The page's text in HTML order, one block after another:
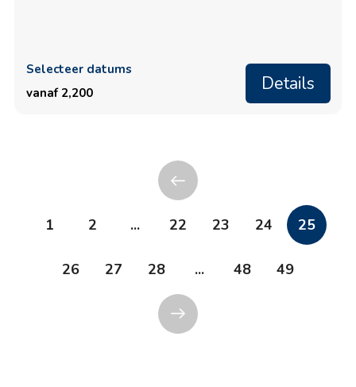
Selecteer datums
vanaf 2,200
Details
1 2 ... 22 23 24 25
26 27 28 ... 48 49